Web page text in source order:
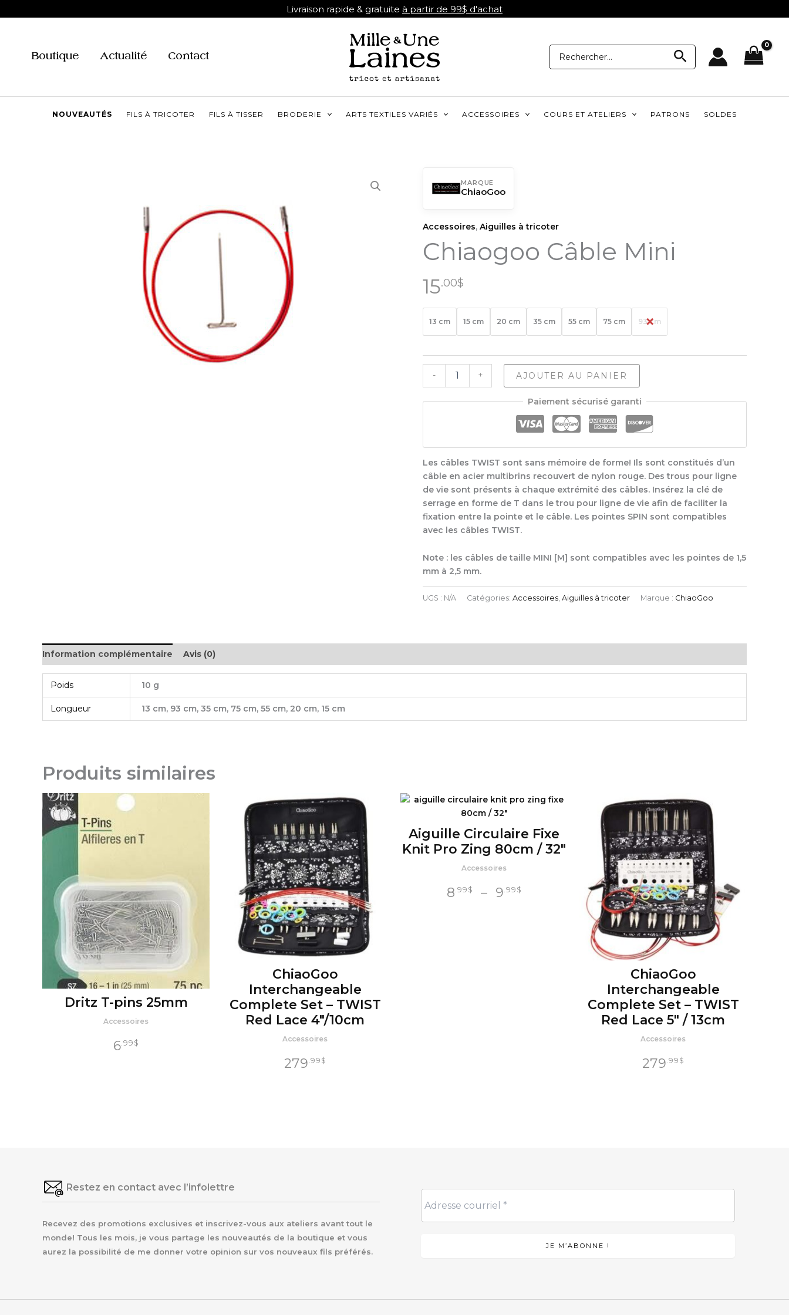
au
Livraison rapide & gratuite à partir de 99$ d'achat
Boutique Actualité Contact
Recherche
pour:
Recherche
NOUVEAUTÉS FILS À TRICOTER FILS À TISSER BRODERIE ARTS TEXTILES VARIÉS ACCESSOIRES COURS ET ATELIERS PATRONS SOLDES
MARQUE
ChiaoGoo
Accessoires, Aiguilles à tricoter
Chiaogoo Câble Mini
15.00$
13 cm 15 cm 20 cm 35 cm 55 cm 75 cm 93 cm
-
quantité
Câble
+ AJOUTER AU PANIER
Paiement sécurisé garanti
Les câbles TWIST sont sans mémoire de forme! Ils sont constitués d’un
câble en acier multibrins recouvert de nylon rouge. Des trous pour ligne
de vie sont présents à chaque extrémité des câbles. Insérez la clé de
serrage en forme de T dans le trou pour ligne de vie afin de faciliter la
fixation entre la pointe et le câble. Les pointes SPIN sont compatibles
avec les câbles TWIST.
Note : les câbles de taille MINI [M] sont compatibles avec les pointes de 1,5
mm à 2,5 mm.
UGS : N/A Catégories: Accessoires Aiguilles à tricoter Marque : ChiaoGoo
Information complémentaire Avis (0)
Poids 10 g
Longueur 13 cm, 93 cm, 35 cm, 75 cm, 55 cm, 20 cm, 15 cm
Produits similaires
Dritz T-pins 25mm
Accessoires
6 .99 $
ChiaoGoo
Interchangeable
Complete Set – TWIST
Red Lace 4″/10cm
Accessoires
279 .99 $
Aiguille Circulaire Fixe
Knit Pro Zing 80cm / 32″
Accessoires
8 .99 $ – 9 .99 $
ChiaoGoo
Interchangeable
Complete Set – TWIST
Red Lace 5″ / 13cm
Accessoires
279 .99 $
Restez en contact avec l’infolettre
Recevez des promotions exclusives et inscrivez-vous aux ateliers avant tout le
monde! Tous les mois, je vous partage les nouveautés de la boutique et vous
aurez la possibilité de me donner votre opinion sur vos nouveaux fils préférés.